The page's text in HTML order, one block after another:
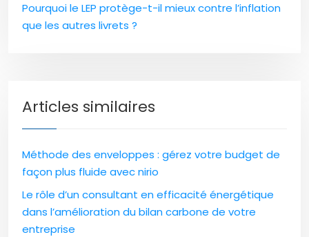
Pourquoi le LEP protège-t-il mieux contre l’inflation
que les autres livrets ?
Articles similaires
Méthode des enveloppes : gérez votre budget de
façon plus fluide avec nirio
Le rôle d’un consultant en efficacité énergétique
dans l’amélioration du bilan carbone de votre
entreprise